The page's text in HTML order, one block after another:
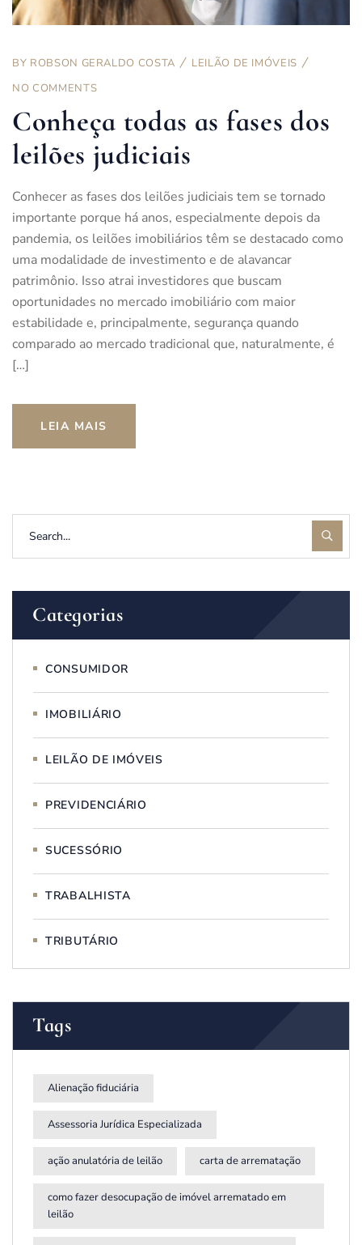
BY ROBSON GERALDO COSTA
LEILÃO DE IMÓVEIS
NO COMMENTS
Conheça todas as fases dos
leilões judiciais
Conhecer as fases dos leilões judiciais tem se tornado
importante porque há anos, especialmente depois da
pandemia, os leilões imobiliários têm se destacado como
uma modalidade de investimento e de alavancar
patrimônio. Isso atrai investidores que buscam
oportunidades no mercado imobiliário com maior
estabilidade e, principalmente, segurança quando
comparado ao mercado tradicional que, naturalmente, é
[…]
LEIA MAIS
Categorias
CONSUMIDOR
IMOBILIÁRIO
LEILÃO DE IMÓVEIS
PREVIDENCIÁRIO
SUCESSÓRIO
TRABALHISTA
TRIBUTÁRIO
Tags
Alienação fiduciária
Assessoria Jurídica Especializada
ação anulatória de leilão carta de arrematação
como fazer desocupação de imóvel arrematado em
leilão